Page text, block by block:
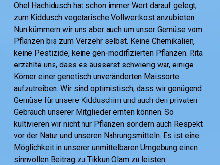
Ohel Hachidusch hat schon immer Wert darauf gelegt,
zum Kiddusch vegetarische Vollwertkost anzubieten.
Nun kümmern wir uns aber auch um unser Gemüse vom
Pflanzen bis zum Verzehr selbst. Keine Chemikalien,
keine Pestizide, keine gen-modifizierten Pflanzen. Rita
erzählte uns, dass es äusserst schwierig war, einige
Körner einer genetisch unveränderten Maissorte
aufzutreiben. Wir sind optimistisch, dass wir genügend
Gemüse für unsere Kidduschim und auch den privaten
Gebrauch unserer Mitglieder ernten können. So
kultivieren wir nicht nur Pflanzen sondern auch Respekt
vor der Natur und unseren Nahrungsmitteln. Es ist eine
Möglichkeit in unserer unmittelbaren Umgebung einen
sinnvollen Beitrag zu Tikkun Olam zu leisten.